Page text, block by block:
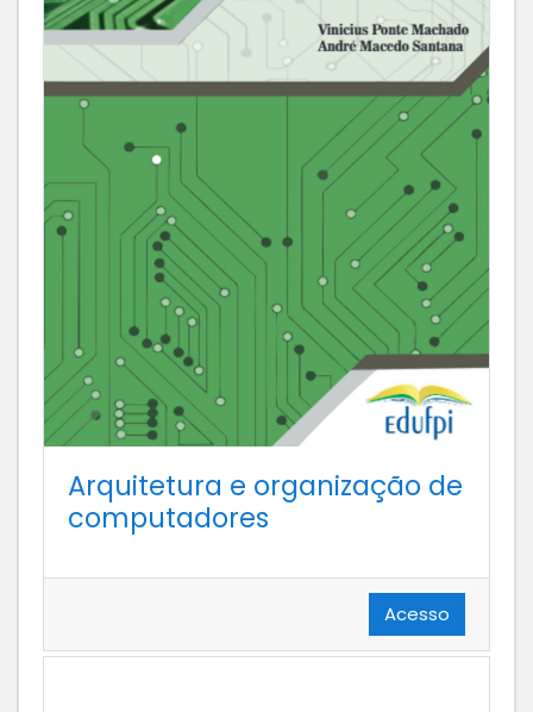
Arquitetura e organização de
computadores
Acesso